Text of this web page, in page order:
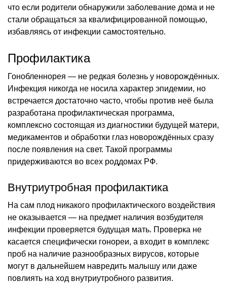
что если родители обнаружили заболевание дома и не
стали обращаться за квалифицированной помощью,
избавляясь от инфекции самостоятельно.
Профилактика
Гонобленнорея — не редкая болезнь у новорождённых.
Инфекция никогда не носила характер эпидемии, но
встречается достаточно часто, чтобы против неё была
разработана профилактическая программа,
комплексно состоящая из диагностики будущей матери,
медикаментов и обработки глаз новорождённых сразу
после появления на свет. Такой программы
придерживаются во всех роддомах РФ.
Внутриутробная профилактика
На сам плод никакого профилактического воздействия
не оказывается — на предмет наличия возбудителя
инфекции проверяется будущая мать. Проверка не
касается специфически гонореи, а входит в комплекс
проб на наличие разнообразных вирусов, которые
могут в дальнейшем навредить малышу или даже
повлиять на ход внутриутробного развития.